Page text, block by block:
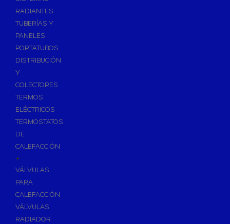
Ósmosis con Depósito
Recambios de Ósmosis
Grifería de Ósmosis
Regulación y Dosificación de Agua
RADIANTES
TUBERÍAS Y
PANELES
PORTATUBOS
DISTRIBUCIÓN
Y
COLECTORES
TERMOS
ELÉCTRICOS
TERMOSTATOS
DE
CALEFACCIÓN
+
VÁLVULAS
PARA
CALEFACCIÓN
VÁLVULAS
RADIADOR